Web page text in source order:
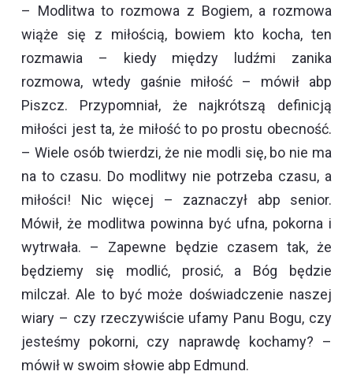
– Modlitwa to rozmowa z Bogiem, a rozmowa
wiąże się z miłością, bowiem kto kocha, ten
rozmawia – kiedy między ludźmi zanika
rozmowa, wtedy gaśnie miłość – mówił abp
Piszcz. Przypomniał, że najkrótszą definicją
miłości jest ta, że miłość to po prostu obecność.
– Wiele osób twierdzi, że nie modli się, bo nie ma
na to czasu. Do modlitwy nie potrzeba czasu, a
miłości! Nic więcej – zaznaczył abp senior.
Mówił, że modlitwa powinna być ufna, pokorna i
wytrwała. – Zapewne będzie czasem tak, że
będziemy się modlić, prosić, a Bóg będzie
milczał. Ale to być może doświadczenie naszej
wiary – czy rzeczywiście ufamy Panu Bogu, czy
jesteśmy pokorni, czy naprawdę kochamy? –
mówił w swoim słowie abp Edmund.